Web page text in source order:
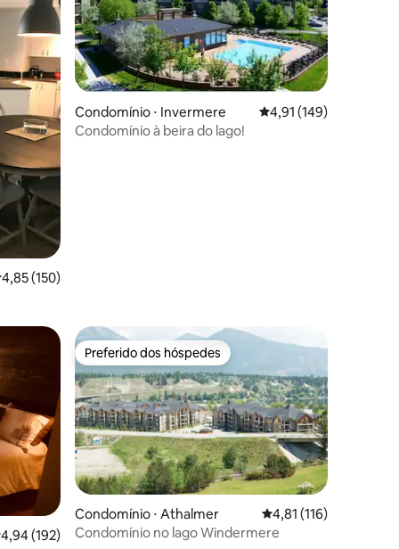
de uma avaliação média de 5, 150 avaliações
4,85 (150)
Condomínio ⋅ Invermere 4,91 de uma avaliação
4,91 (149)
Condomínio à beira do lago!
de uma avaliação média de 5, 192 avaliações
4,94 (192)
Preferido dos hóspedes
Preferido dos hóspedes
Condomínio ⋅ Athalmer 4,81 de uma avaliação
4,81 (116)
Condomínio no lago Windermere